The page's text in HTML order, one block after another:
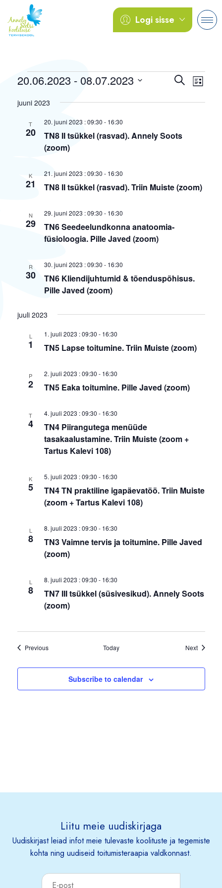
Logi sisse
Events
Events
Search
and
SearchEvent
List
20.06.2023 - 08.07.2023
date.
juuni 2023
T
20
TN8 II tsükkel (rasvad). Annely Soots
(zoom)
20. juuni 2023 : 09:30 - 16:30
K
21 TN8 II tsükkel (rasvad). Triin Muiste (zoom)
21. juuni 2023 : 09:30 - 16:30
N
29
TN6 Seedeelundkonna anatoomia-
füsioloogia. Pille Javed (zoom)
29. juuni 2023 : 09:30 - 16:30
R
30
TN6 Kliendijuhtumid & tõenduspõhisus.
Pille Javed (zoom)
30. juuni 2023 : 09:30 - 16:30
juuli 2023
L
1 TN5 Lapse toitumine. Triin Muiste (zoom)
1. juuli 2023 : 09:30 - 16:30
P
2 TN5 Eaka toitumine. Pille Javed (zoom)
2. juuli 2023 : 09:30 - 16:30
T
4
TN4 Piirangutega menüüde
tasakaalustamine. Triin Muiste (zoom +
Tartus Kalevi 108)
4. juuli 2023 : 09:30 - 16:30
K
5
TN4 TN praktiline igapäevatöö. Triin Muiste
(zoom + Tartus Kalevi 108)
5. juuli 2023 : 09:30 - 16:30
L
8
TN3 Vaimne tervis ja toitumine. Pille Javed
(zoom)
8. juuli 2023 : 09:30 - 16:30
L
8
TN7 III tsükkel (süsivesikud). Annely Soots
(zoom)
8. juuli 2023 : 09:30 - 16:30
PreviousEvents Today NextEvents
Subscribe to calendar
Liitu meie uudiskirjaga
Uudiskirjast leiad infot meie tulevaste koolituste ja tegemiste
kohta ning uudiseid toitumisteraapia valdkonnast.